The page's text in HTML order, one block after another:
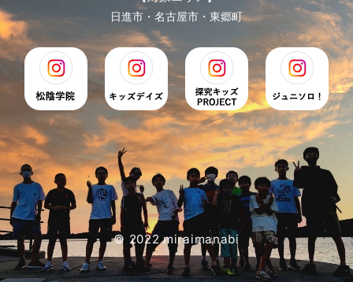
日進市・名古屋市・東郷町
© 2022 miraimanabi